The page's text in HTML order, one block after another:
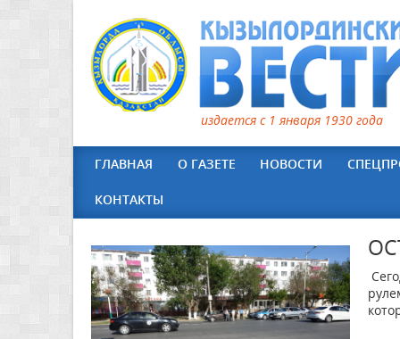
издается с 1 января 1930 года
ГЛАВНАЯ О ГАЗЕТЕ НОВОСТИ
КОНТАКТЫ